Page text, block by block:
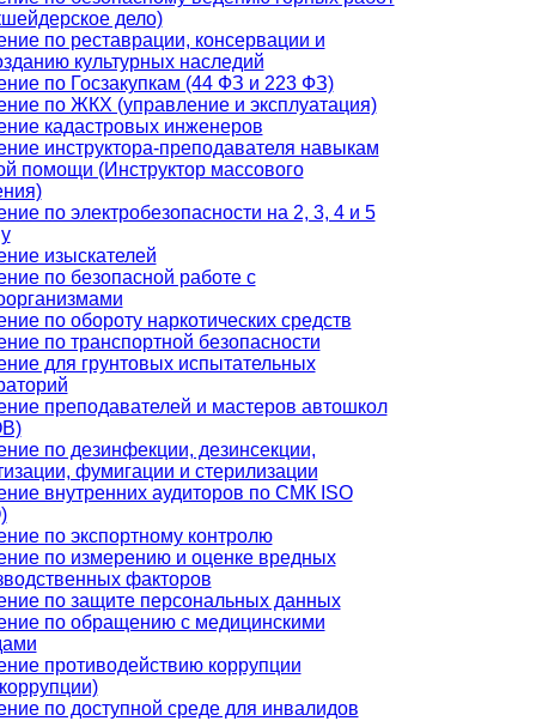
дело)
по реставрации, консервации и
культурных наследий
по Госзакупкам (44 ФЗ и 223 ФЗ)
по ЖКХ (управление и эксплуатация)
кадастровых инженеров
инструктора-преподавателя навыкам
помощи (Инструктор массового
по электробезопасности на 2, 3, 4 и 5
изыскателей
по безопасной работе с
по обороту наркотических средств
по транспортной безопасности
для грунтовых испытательных
преподавателей и мастеров автошкол
по дезинфекции, дезинсекции,
фумигации и стерилизации
внутренних аудиторов по СМК ISO
по экспортному контролю
по измерению и оценке вредных
факторов
по защите персональных данных
по обращению с медицинскими
противодействию коррупции
по доступной среде для инвалидов